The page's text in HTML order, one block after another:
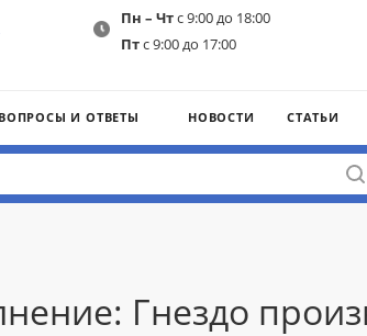
Пн – Чтс 9:00 до 18:00
Птс 9:00 до 17:00
ВОПРОСЫ И ОТВЕТЫ НОВОСТИ СТАТЬИ
Гнездо